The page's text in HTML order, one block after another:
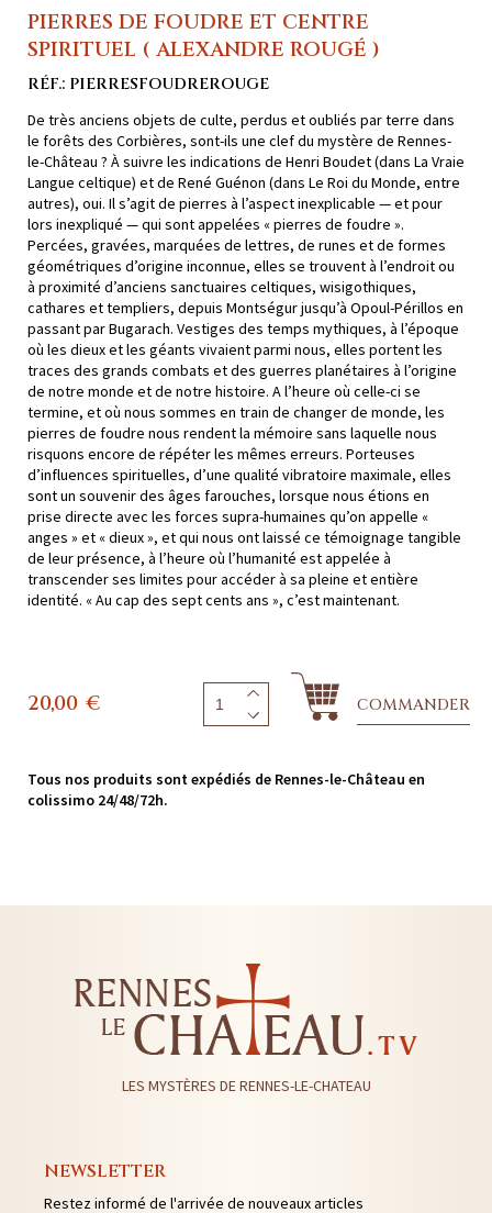
PIERRES DE FOUDRE ET CENTRE
SPIRITUEL ( ALEXANDRE ROUGÉ )
RÉF.: PIERRESFOUDREROUGE
De très anciens objets de culte, perdus et oubliés par terre dans
le forêts des Corbières, sont-ils une clef du mystère de Rennes-
le-Château ? À suivre les indications de Henri Boudet (dans La Vraie
Langue celtique) et de René Guénon (dans Le Roi du Monde, entre
autres), oui. Il s’agit de pierres à l’aspect inexplicable — et pour
lors inexpliqué — qui sont appelées « pierres de foudre ».
Percées, gravées, marquées de lettres, de runes et de formes
géométriques d’origine inconnue, elles se trouvent à l’endroit ou
à proximité d’anciens sanctuaires celtiques, wisigothiques,
cathares et templiers, depuis Montségur jusqu’à Opoul-Périllos en
passant par Bugarach. Vestiges des temps mythiques, à l’époque
où les dieux et les géants vivaient parmi nous, elles portent les
traces des grands combats et des guerres planétaires à l’origine
de notre monde et de notre histoire. A l’heure où celle-ci se
termine, et où nous sommes en train de changer de monde, les
pierres de foudre nous rendent la mémoire sans laquelle nous
risquons encore de répéter les mêmes erreurs. Porteuses
d’influences spirituelles, d’une qualité vibratoire maximale, elles
sont un souvenir des âges farouches, lorsque nous étions en
prise directe avec les forces supra-humaines qu’on appelle «
anges » et « dieux », et qui nous ont laissé ce témoignage tangible
de leur présence, à l’heure où l’humanité est appelée à
transcender ses limites pour accéder à sa pleine et entière
identité. « Au cap des sept cents ans », c’est maintenant.
20,00 € COMMANDER
Tous nos produits sont expédiés de Rennes-le-Château en
colissimo 24/48/72h.
LES MYSTÈRES DE RENNES-LE-CHATEAU
NEWSLETTER
Restez informé de l'arrivée de nouveaux articles